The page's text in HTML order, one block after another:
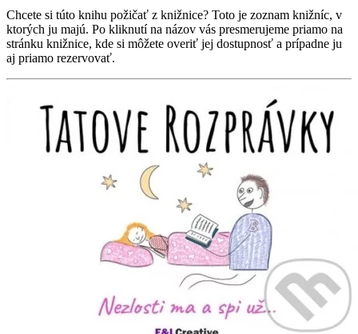
Chcete si túto knihu požičať z knižnice? Toto je zoznam knižníc, v
ktorých ju majú. Po kliknutí na názov vás presmerujeme priamo na
stránku knižnice, kde si môžete overiť jej dostupnosť a prípadne ju
aj priamo rezervovať.